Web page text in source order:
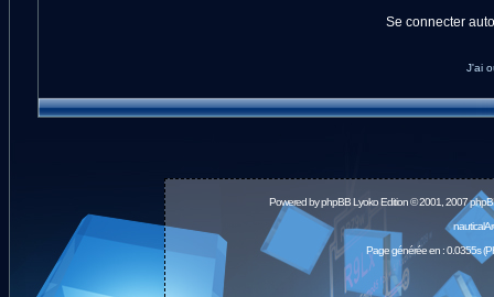
Se connecter
J'ai
Powered byphpBBLyoko Edition © 2001, 2007
Page générée en : 0.0355s